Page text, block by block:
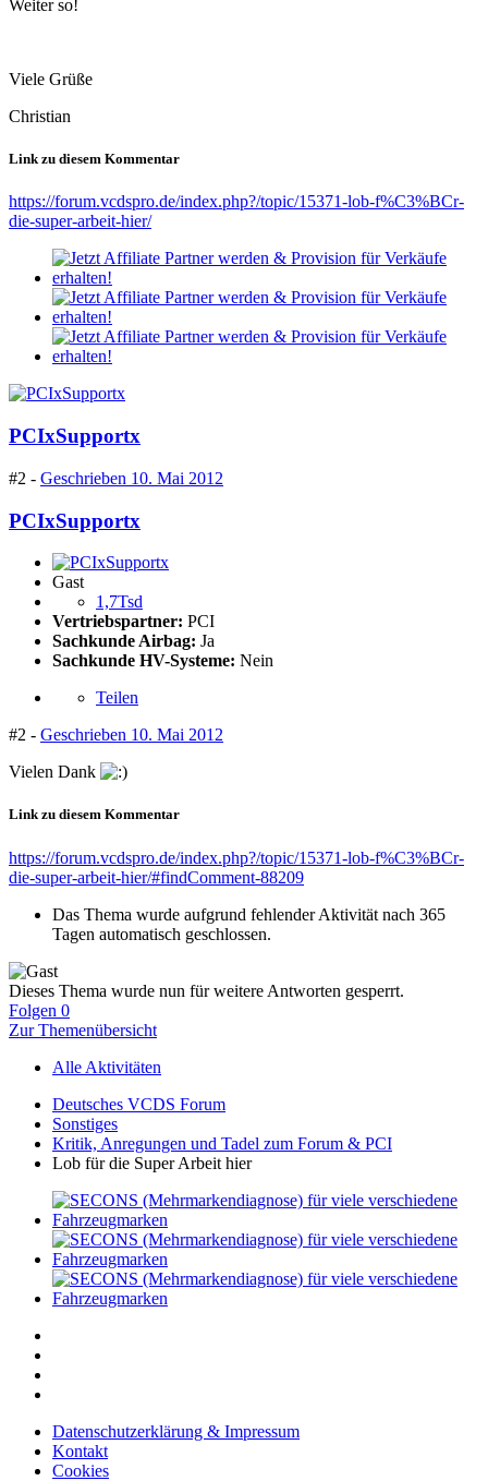
Weiter so!
Viele Grüße
Christian
Link zu diesem Kommentar
https://forum.vcdspro.de/index.php?/topic/15371-lob-f%C3%BCr-
die-super-arbeit-hier/
PCIxSupportx
#2 - Geschrieben 10. Mai 2012
PCIxSupportx
Gast
1,7Tsd
Vertriebspartner: PCI
Sachkunde Airbag: Ja
Sachkunde HV-Systeme: Nein
Teilen
#2 - Geschrieben 10. Mai 2012
Vielen Dank
Link zu diesem Kommentar
https://forum.vcdspro.de/index.php?/topic/15371-lob-f%C3%BCr-
die-super-arbeit-hier/#findComment-88209
Das Thema wurde aufgrund fehlender Aktivität nach 365
Tagen automatisch geschlossen.
Dieses Thema wurde nun für weitere Antworten gesperrt.
Folgen 0
Zur Themenübersicht
Alle Aktivitäten
Deutsches VCDS Forum
Sonstiges
Kritik, Anregungen und Tadel zum Forum & PCI
Lob für die Super Arbeit hier
Datenschutzerklärung & Impressum
Kontakt
Cookies